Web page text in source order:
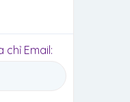
chỉ Email